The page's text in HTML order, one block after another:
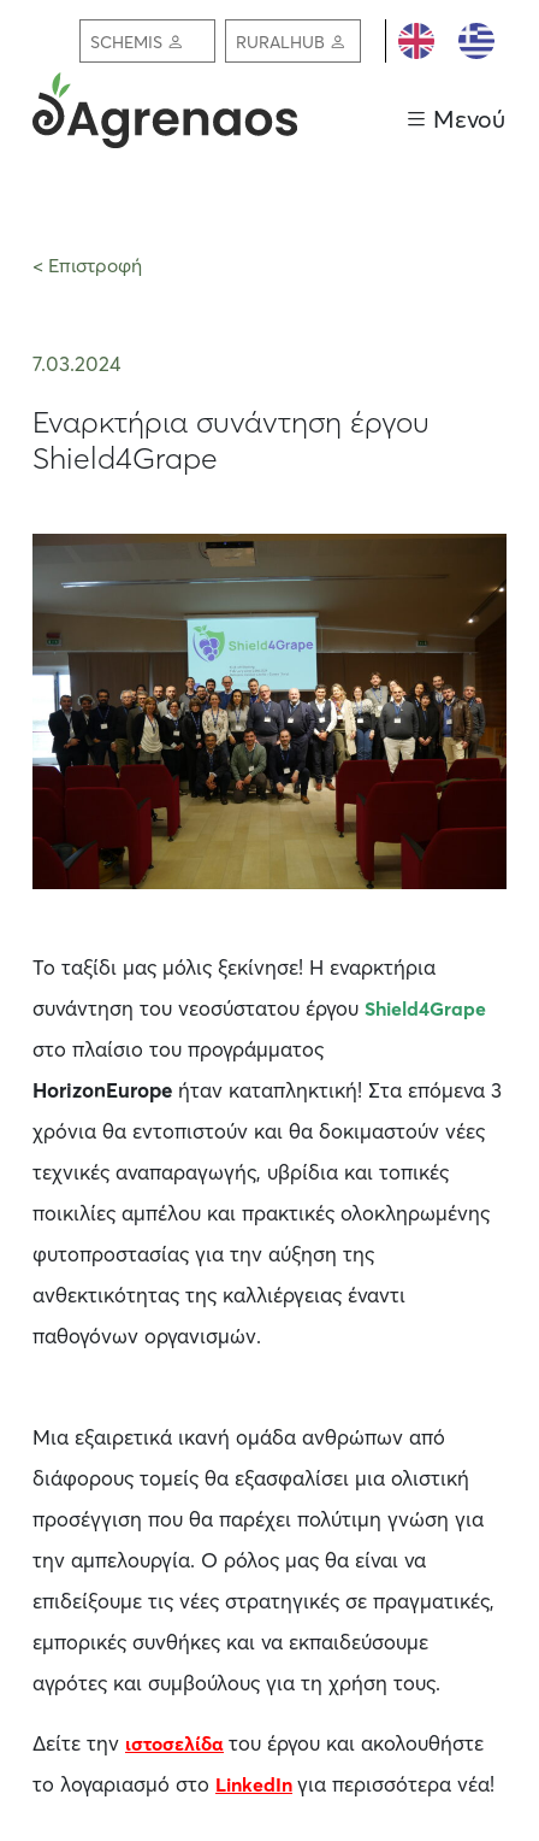
ΕΓΓΡΑΦΗ /
ΣΥΝΔΕΣΗ
SCHEMIS RURALHUB
Μενού
< Επιστροφή
7.03.2024
Εναρκτήρια συνάντηση έργου
Shield4Grape
Το ταξίδι μας μόλις ξεκίνησε! Η εναρκτήρια
συνάντηση του νεοσύστατου έργου Shield4Grape
στο πλαίσιο του προγράμματος
HorizonEurope ήταν καταπληκτική! Στα επόμενα 3
χρόνια θα εντοπιστούν και θα δοκιμαστούν νέες
τεχνικές αναπαραγωγής, υβρίδια και τοπικές
ποικιλίες αμπέλου και πρακτικές ολοκληρωμένης
φυτοπροστασίας για την αύξηση της
ανθεκτικότητας της καλλιέργειας έναντι
παθογόνων οργανισμών.
Μια εξαιρετικά ικανή ομάδα ανθρώπων από
διάφορους τομείς θα εξασφαλίσει μια ολιστική
προσέγγιση που θα παρέχει πολύτιμη γνώση για
την αμπελουργία. Ο ρόλος μας θα είναι να
επιδείξουμε τις νέες στρατηγικές σε πραγματικές,
εμπορικές συνθήκες και να εκπαιδεύσουμε
αγρότες και συμβούλους για τη χρήση τους.
Δείτε την ιστοσελίδα του έργου και ακολουθήστε
το λογαριασμό στο LinkedIn για περισσότερα νέα!